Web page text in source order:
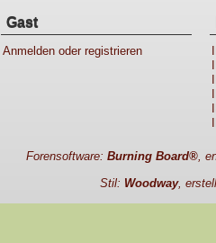
Gast
Anmelden oder registrieren
Forensoftware: Burning Board®,
Stil: Woodway,